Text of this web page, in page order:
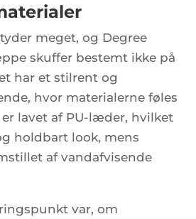
meget, og Degree
skuffer bestemt ikke på
har et stilrent og
hvor materialerne føles
er lavet af PU-læder, hvilket
holdbart look, mens
af vandafvisende
var, om